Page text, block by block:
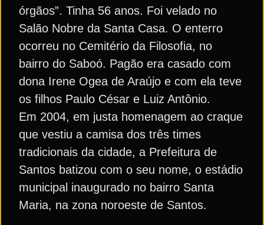
órgãos”. Tinha 56 anos. Foi velado no
Salão Nobre da Santa Casa. O enterro
ocorreu no Cemitério da Filosofia, no
bairro do Saboó. Pagão era casado com
dona Irene Ogea de Araújo e com ela teve
os filhos Paulo César e Luiz Antônio.
Em 2004, em justa homenagem ao craque
que vestiu a camisa dos três times
tradicionais da cidade, a Prefeitura de
Santos batizou com o seu nome, o estádio
municipal inaugurado no bairro Santa
Maria, na zona noroeste de Santos.